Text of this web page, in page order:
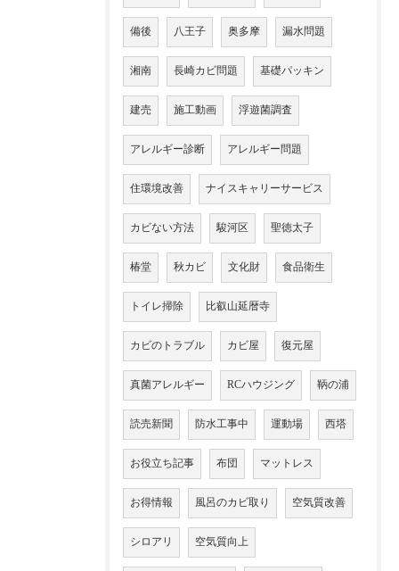
備後 八王子 奥多摩 漏水問題
湘南 長崎カビ問題 基礎パッキン
建売 施工動画 浮遊菌調査
アレルギー診断 アレルギー問題
住環境改善 ナイスキャリーサービス
カビない方法 駿河区 聖徳太子
椿堂 秋カビ 文化財 食品衛生
トイレ掃除 比叡山延暦寺
カビのトラブル カビ屋 復元屋
真菌アレルギー RCハウジング 鞆の浦
読売新聞 防水工事中 運動場 西塔
お役立ち記事 布団 マットレス
お得情報 風呂のカビ取り 空気質改善
シロアリ 空気質向上